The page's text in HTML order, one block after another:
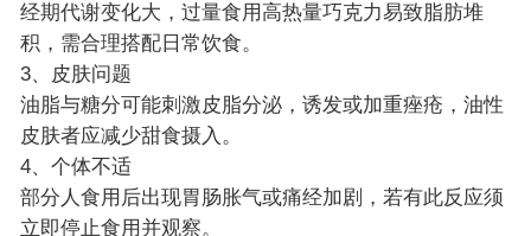
经期代谢变化大，过量食用高热量巧克力易致脂肪堆
积，需合理搭配日常饮食。
3、皮肤问题
油脂与糖分可能刺激皮脂分泌，诱发或加重痤疮，油性
皮肤者应减少甜食摄入。
4、个体不适
部分人食用后出现胃肠胀气或痛经加剧，若有此反应须
立即停止食用并观察。